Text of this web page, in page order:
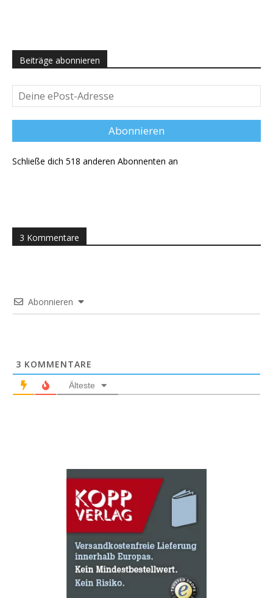
Beiträge abonnieren
Deine
ePost-
Adresse
Abonnieren
Schließe dich 518 anderen Abonnenten an
3 Kommentare
Abonnieren
3 KOMMENTARE
Älteste